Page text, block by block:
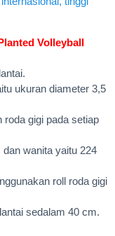
Volleyball
ukuran diameter 3,5
roda gigi pada setiap
wanita yaitu 224
roll roda gigi
sedalam 40 cm.